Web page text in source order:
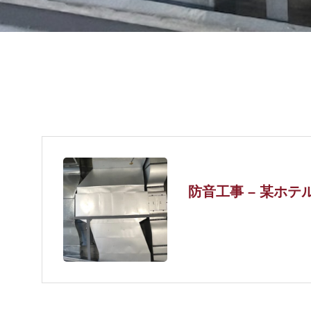
防音工事 – 某ホテ